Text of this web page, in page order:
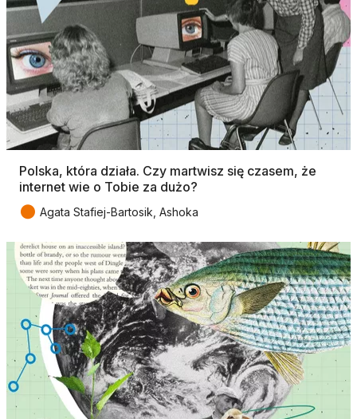
Polska, która działa. Czy martwisz się czasem, że
internet wie o Tobie za dużo?
● Agata Stafiej-Bartosik, Ashoka